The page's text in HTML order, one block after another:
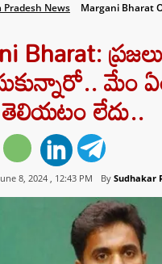
Pradesh News
Margani Bharat
Bharat:
మేం
లేదు..
8, 2024 , 12:43 PM By Sudhakar